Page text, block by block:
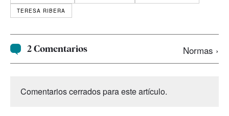
TERESA RIBERA
2 Comentarios Normas ›
Comentarios cerrados para este artículo.